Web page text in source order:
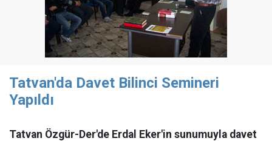
Tatvan'da Davet Bilinci Semineri
Yapıldı
Tatvan Özgür-Der'de Erdal Eker'in sunumuyla davet